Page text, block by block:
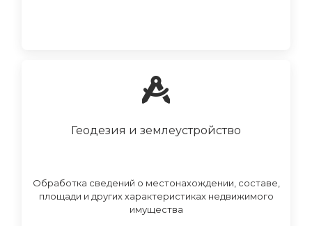
Геодезия и землеустройство
Обработка сведений о местонахождении, составе,
площади и других характеристиках недвижимого
имущества